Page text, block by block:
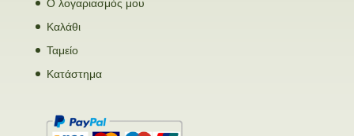
Καλάθι
Ταμείο
Κατάστημα